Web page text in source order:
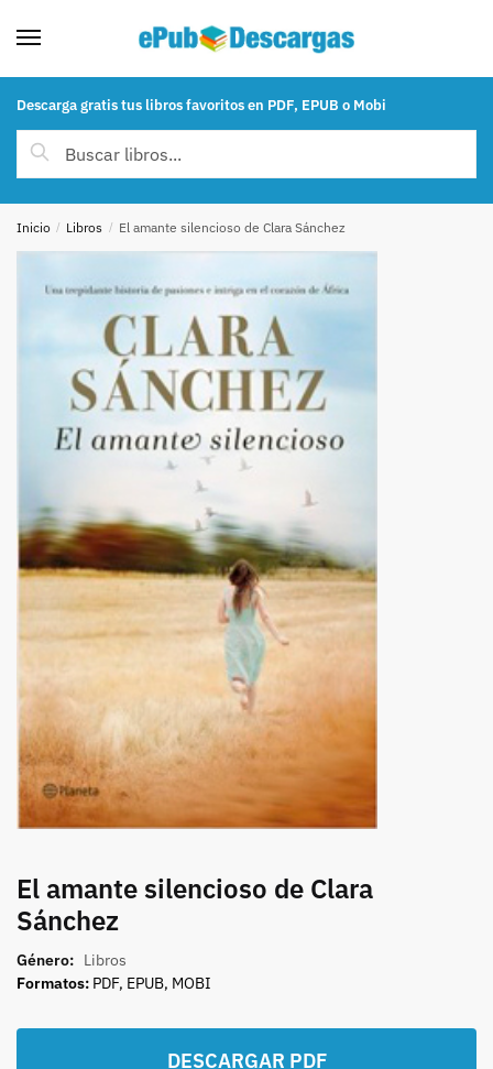
Descarga gratis tus libros favoritos en PDF, EPUB o Mobi
Buscar por:
Buscar
Inicio / Libros / El amante silencioso de Clara Sánchez
El amante silencioso de Clara
Sánchez
Género: Libros
Formatos: PDF, EPUB, MOBI
DESCARGAR PDF